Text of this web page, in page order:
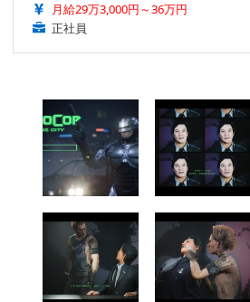
月給29万3,000円～36万円
正社員